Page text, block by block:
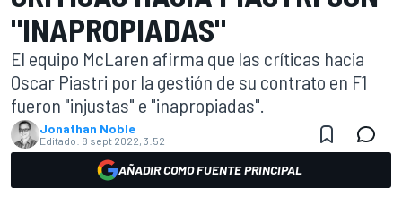
"INAPROPIADAS"
El equipo McLaren afirma que las críticas hacia
Oscar Piastri por la gestión de su contrato en F1
fueron "injustas" e "inapropiadas".
Jonathan Noble
Editado: 8 sept 2022, 3:52
AÑADIR COMO FUENTE PRINCIPAL